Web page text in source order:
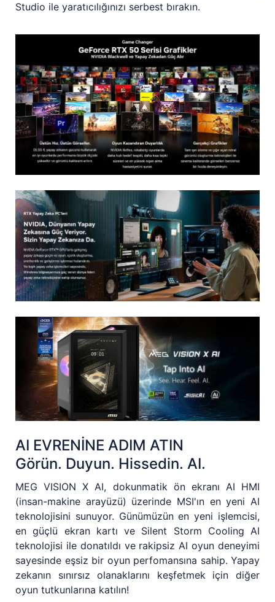
Studio ile yaratıcılığınızı serbest bırakın.
AI EVRENİNE ADIM ATIN
Görün. Duyun. Hissedin. AI.
MEG VISION X AI, dokunmatik ön ekranı AI HMI
(insan-makine arayüzü) üzerinde MSI'ın en yeni AI
teknolojisini sunuyor. Günümüzün en yeni işlemcisi,
en güçlü ekran kartı ve Silent Storm Cooling AI
teknolojisi ile donatıldı ve rakipsiz AI oyun deneyimi
sayesinde eşsiz bir oyun perfomansına sahip. Yapay
zekanın sınırsız olanaklarını keşfetmek için diğer
oyun tutkunlarına katılın!